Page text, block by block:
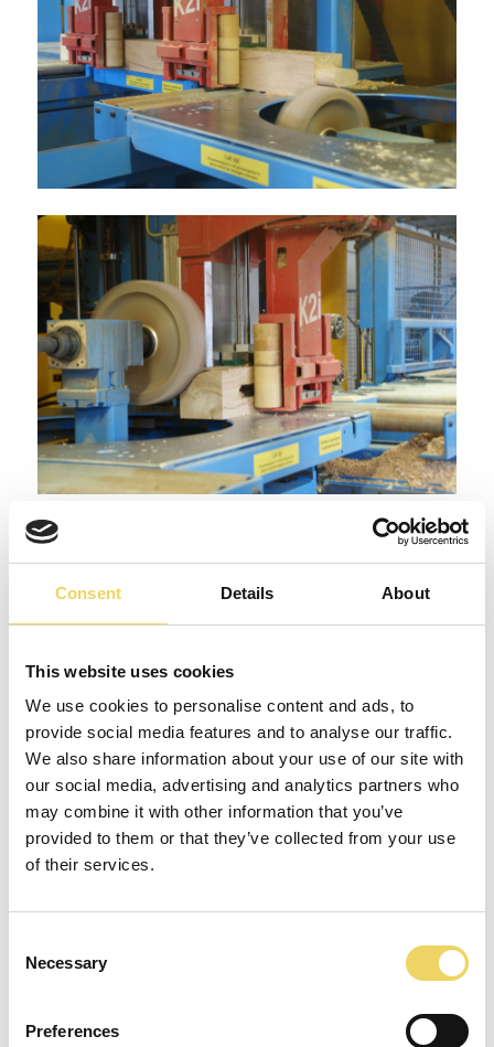
Consent Details About
This website uses cookies
We use cookies to personalise content and ads, to
provide social media features and to analyse our traffic.
We also share information about your use of our site with
our social media, advertising and analytics partners who
may combine it with other information that you’ve
provided to them or that they’ve collected from your use
of their services.
Selection
Necessary
Preferences
informatisée, nous composons un
kit de
pour une poolhouse,
un carport, une remise ou n’importe quelle